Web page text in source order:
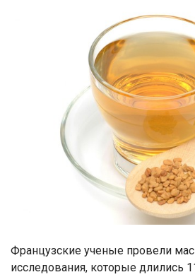
Французские ученые провели
исследования, которые длились